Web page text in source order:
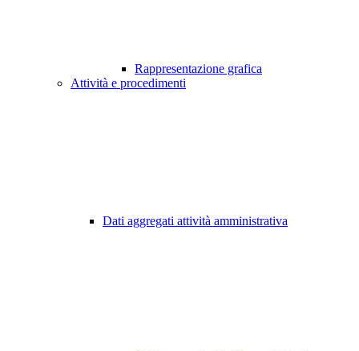
Rappresentazione grafica
Attività e procedimenti
Dati aggregati attività amministrativa